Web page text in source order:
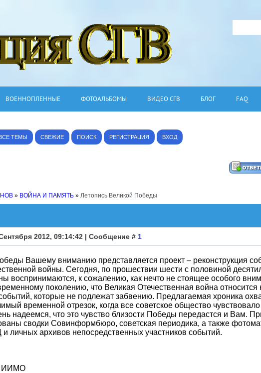
ВОЕННОПЛЕННЫЕ ФОТОАЛЬБОМЫ ВИДЕО СГВ БЛОГ FAQ
ТЕМЫ СВЕЖИЕ ПОИСК РЕГИСТРАЦИЯ ВХОД
» ВОЙНА И ПАМЯТЬ » Летопись Великой Победы
2012, 09:14:42 | Сообщение # 1
Вашему вниманию представляется проект – реконструкция
войны. Сегодня, по прошествии шести с половиной
воспринимаются, к сожалению, как нечто не стоящее особого
поколению, что Великая Отечественная война относится
которые не подлежат забвению. Предлагаемая хроника
временной отрезок, когда все советское общество
надеемся, что это чувство близости Победы передастся и Вам.
сводки Совинформбюро, советская периодика, а также
личных архивов непосредственных участников событий.
ИИМО